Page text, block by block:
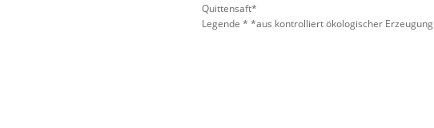
Quittensaft*
Legende * *aus kontrolliert ökologischer Erzeugung